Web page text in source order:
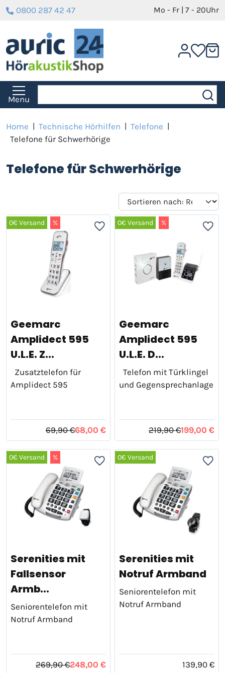
0800 287 42 47 Mo - Fr | 7 - 20Uhr
Menu
Home | Technische Hörhilfen | Telefone |
Telefone für Schwerhörige
Telefone für Schwerhörige
0€ Versand %
Geemarc
Amplidect 595
U.L.E. Z...
Zusatztelefon für
Amplidect 595
69,90 €68,00 €
0€ Versand %
Geemarc
Amplidect 595
U.L.E. D...
Telefon mit Türklingel
und Gegensprechanlage
219,90 €199,00 €
0€ Versand %
Serenities mit
Fallsensor
Armb...
Seniorentelefon mit
Notruf Armband
269,90 €248,00 €
0€ Versand
Serenities mit
Notruf Armband
Seniorentelefon mit
Notruf Armband
139,90 €